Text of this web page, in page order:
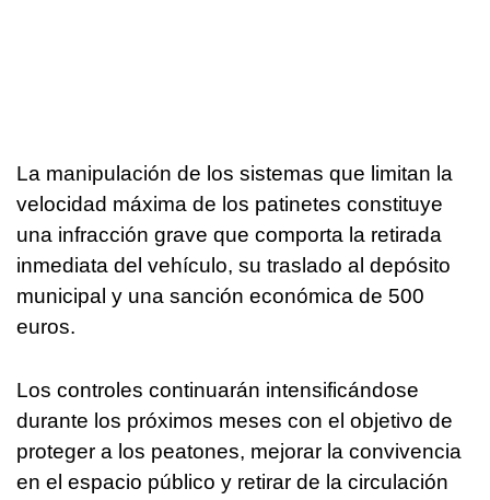
La manipulación de los sistemas que limitan la
velocidad máxima de los patinetes constituye
una infracción grave que comporta la retirada
inmediata del vehículo, su traslado al depósito
municipal y una sanción económica de 500
euros.
Los controles continuarán intensificándose
durante los próximos meses con el objetivo de
proteger a los peatones, mejorar la convivencia
en el espacio público y retirar de la circulación